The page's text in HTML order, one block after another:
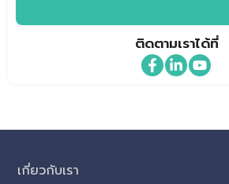
ติดตามเราได้ที่
เกี่ยวกับเรา